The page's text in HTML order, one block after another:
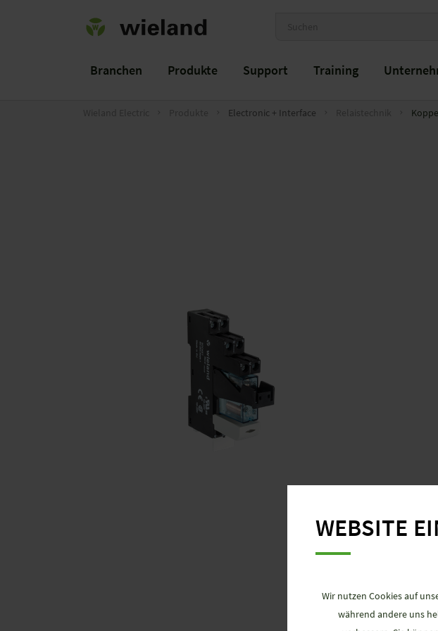
Branchen Produkte Support Training
Electronic + Interface
WEBSITE
Wir nutzen Cookies auf
während andere uns